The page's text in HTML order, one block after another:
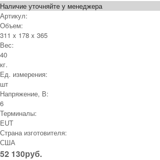
Наличие уточняйте у менеджера
Артикул:
Объем:
311 x 178 x 365
Вес:
40
кг.
Ед. измерения:
шт
Напряжение, В:
6
Терминалы:
EUT
Страна изготовителя:
США
52 130руб.